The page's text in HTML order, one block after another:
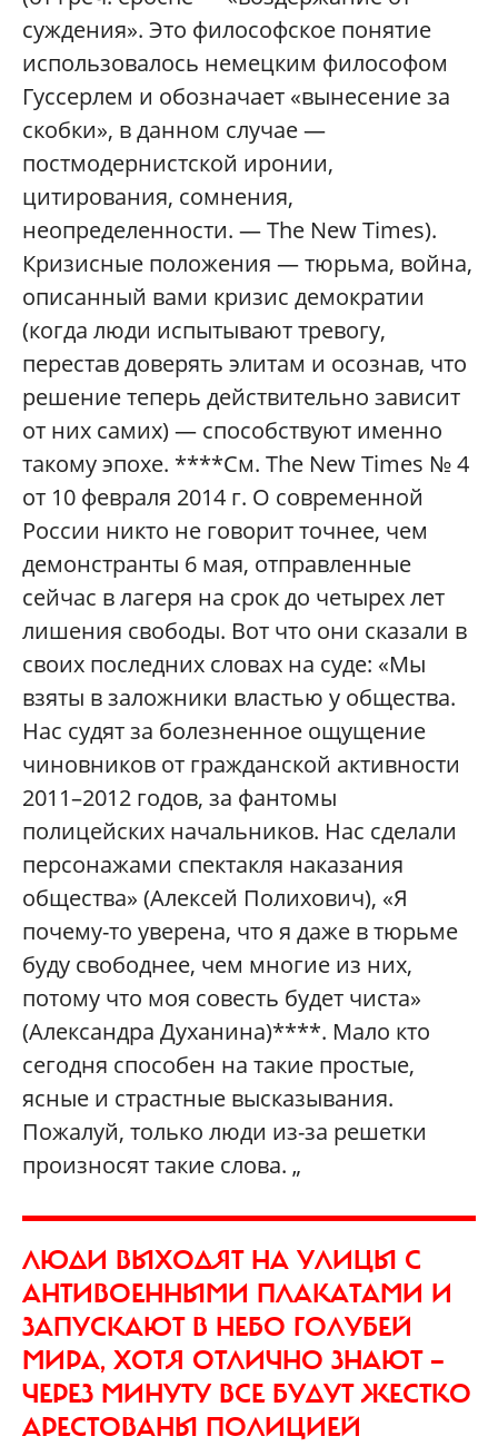
суждения». Это философское понятие
использовалось немецким философом
Гуссерлем и обозначает «вынесение за
скобки», в данном случае —
постмодернистской иронии,
цитирования, сомнения,
неопределенности. — The New Times).
Кризисные положения — тюрьма, война,
описанный вами кризис демократии
(когда люди испытывают тревогу,
перестав доверять элитам и осознав, что
решение теперь действительно зависит
от них самих) — способствуют именно
такому эпохе. ****См. The New Times № 4
от 10 февраля 2014 г. О современной
России никто не говорит точнее, чем
демонстранты 6 мая, отправленные
сейчас в лагеря на срок до четырех лет
лишения свободы. Вот что они сказали в
своих последних словах на суде: «Мы
взяты в заложники властью у общества.
Нас судят за болезненное ощущение
чиновников от гражданской активности
2011–2012 годов, за фантомы
полицейских начальников. Нас сделали
персонажами спектакля наказания
общества» (Алексей Полихович), «Я
почему-то уверена, что я даже в тюрьме
буду свободнее, чем многие из них,
потому что моя совесть будет чиста»
(Александра Духанина)****. Мало кто
сегодня способен на такие простые,
ясные и страстные высказывания.
Пожалуй, только люди из-за решетки
произносят такие слова. „
ЛЮДИ ВЫХОДЯТ НА УЛИЦЫ С
АНТИВОЕННЫМИ ПЛАКАТАМИ И
ЗАПУСКАЮТ В НЕБО ГОЛУБЕЙ
МИРА, ХОТЯ ОТЛИЧНО ЗНАЮТ —
ЧЕРЕЗ МИНУТУ ВСЕ БУДУТ ЖЕСТКО
АРЕСТОВАНЫ ПОЛИЦИЕЙ